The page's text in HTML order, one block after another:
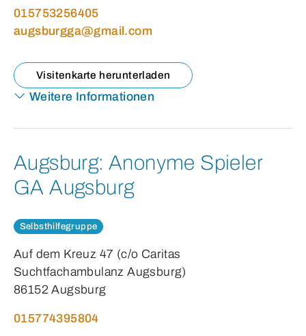
015753256405
augsburgga@gmail.com
Visitenkarte herunterladen
Weitere Informationen
Augsburg: Anonyme Spieler
GA Augsburg
Selbsthilfegruppe
Auf dem Kreuz 47 (c/o Caritas
Suchtfachambulanz Augsburg)
86152 Augsburg
015774395804